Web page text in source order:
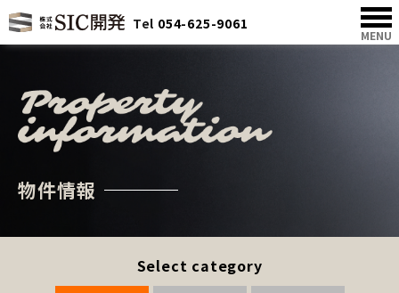
Tel 054-625-9061
MENU
物件情報
Select category